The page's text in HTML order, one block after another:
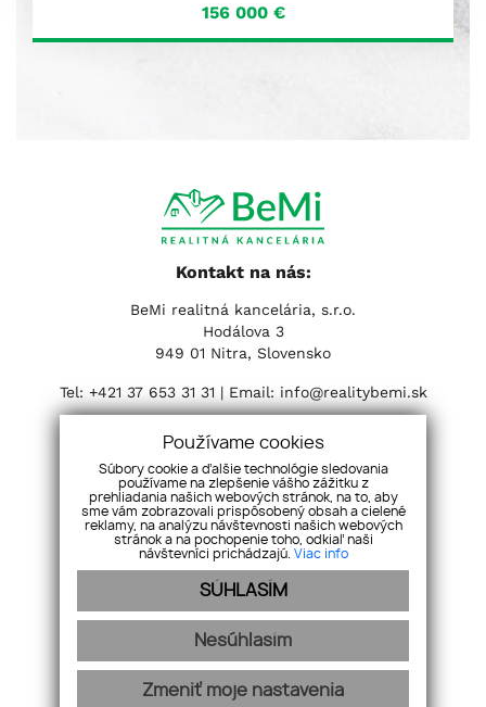
Používame cookies
Súbory cookie a ďalšie technológie sledovania
používame na zlepšenie vášho zážitku z
prehliadania našich webových stránok, na to, aby
sme vám zobrazovali prispôsobený obsah a cielené
reklamy, na analýzu návštevnosti našich webových
stránok a na pochopenie toho, odkiaľ naši
návštevníci prichádzajú. Viac info
SÚHLASÍM
Nesúhlasím
Zmeniť moje nastavenia
156 000 €
Kontakt na nás:
BeMi realitná kancelária, s.r.o.
Hodálova 3
949 01 Nitra, Slovensko
Tel: +421 37 653 31 31 | Email: info@realitybemi.sk
Sociálne siete:
ÚVOD O NÁS NAŠE SLUŽBY
AKTUALITY
PONUKA/DOPYT
KARIÉRA NÁŠ TÍM POBOČKY